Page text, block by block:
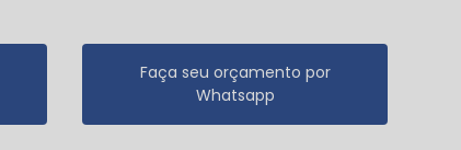
Faça seu orçamento por
Whatsapp